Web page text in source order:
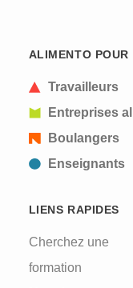
ALIMENTO POUR
Travailleurs
Entreprises
Boulangers
Enseignants
LIENS RAPIDES
Cherchez une
formation